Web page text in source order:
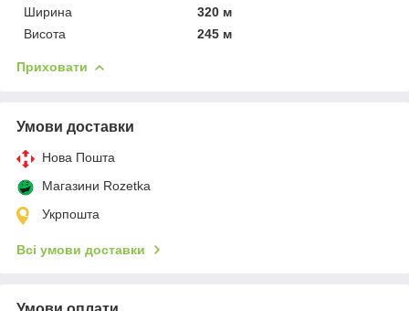
Ширина
320 м
Висота
245 м
Приховати
Умови доставки
Нова Пошта
Магазини Rozetka
Укрпошта
Всі умови доставки